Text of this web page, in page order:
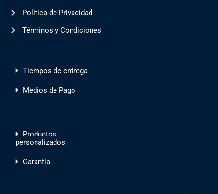
Política de Privacidad
Términos y Condiciones
Tiempos de entrega
Medios de Pago
Productos
personalizados
Garantía